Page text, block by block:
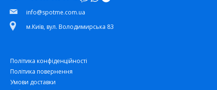
info@spotme.com.ua
м.Київ, вул. Володимирська 83
Політика конфіденційності
Політика повернення
Умови доставки